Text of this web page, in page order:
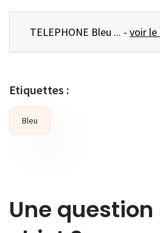
TELEPHONE Bleu ... - voir
Etiquettes :
Bleu
Une